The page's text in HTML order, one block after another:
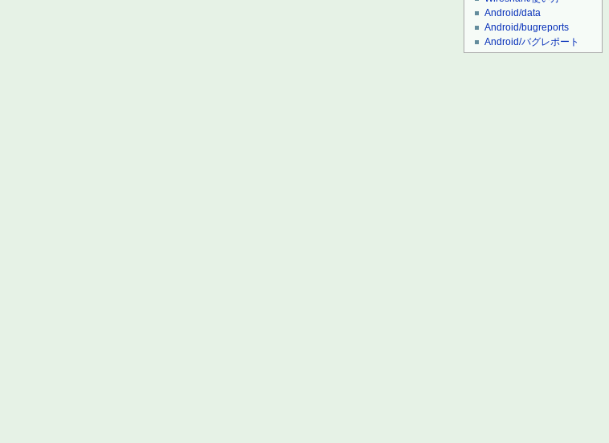
Android/data
Android/bugreports
Android/バグレポート